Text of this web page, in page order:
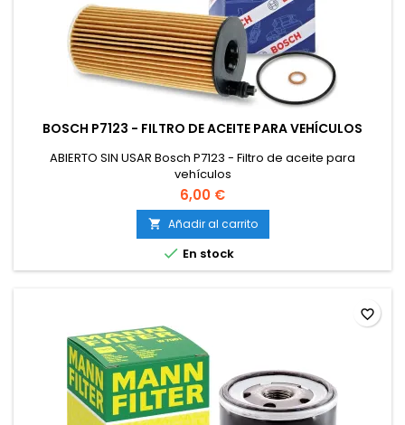
BOSCH P7123 - FILTRO DE ACEITE PARA VEHÍCULOS
ABIERTO SIN USAR Bosch P7123 - Filtro de aceite para
vehículos
6,00 €
 Añadir al carrito
 En stock
favorite_border